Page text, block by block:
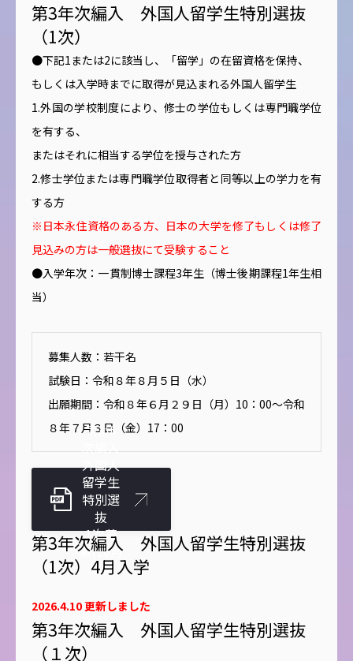
第3年次編入 外国人留学生特別選抜
（1次）
●下記1または2に該当し、「留学」の在留資格を保持、
もしくは入学時までに取得が見込まれる外国人留学生
1.外国の学校制度により、修士の学位もしくは専門職学位
を有する、
またはそれに相当する学位を授与された方
2.修士学位または専門職学位取得者と同等以上の学力を有
する方
※日本永住資格のある方、日本の大学を修了もしくは修了
見込みの方は一般選抜にて受験すること
●入学年次：一貫制博士課程3年生（博士後期課程1年生相
当）
募集人数：若干名
試験日：令和８年８月５日（水）
出願期間：令和８年６月２９日（月）10：00～令和
８年７月３日（金）17：00
第3年
次編入
外国人
留学生
特別選
抜
1次募
集(10月
入学)
第3年次編入 外国人留学生特別選抜
（1次）4月入学
2026.4.10 更新しました
第3年次編入 外国人留学生特別選抜
（１次）